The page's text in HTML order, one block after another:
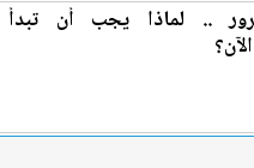
ر .. لماذا يجب أن تبدأ